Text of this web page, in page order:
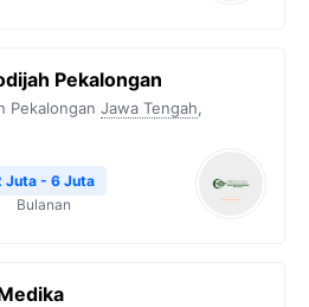
Pekalongan
Pekalongan Jawa Tengah,
Juta - 6 Juta
Bulanan